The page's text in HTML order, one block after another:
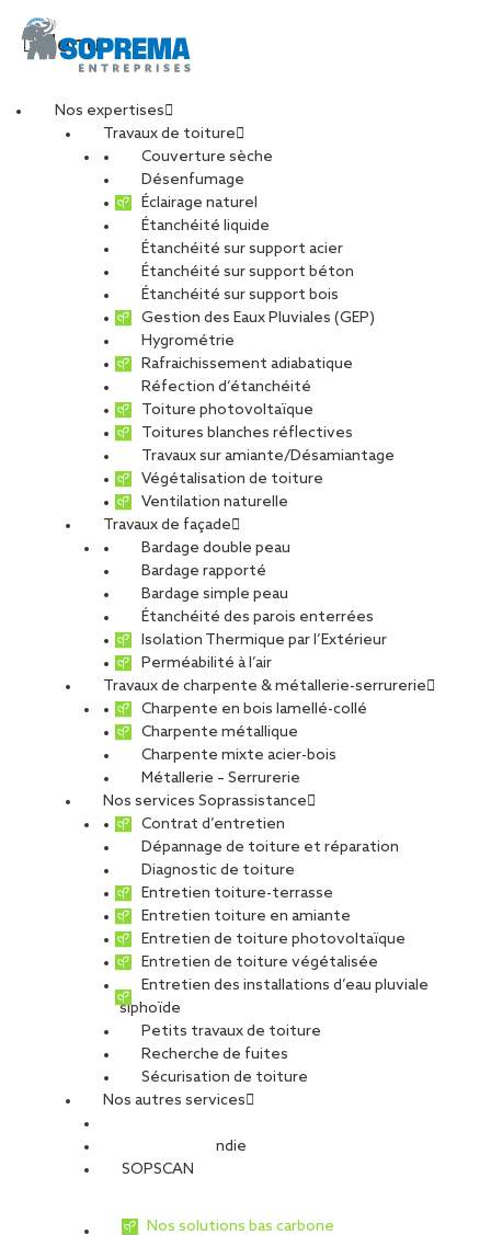
Menu
Nos expertises
Travaux de toiture
Couverture sèche
Désenfumage
Éclairage naturel
Étanchéité liquide
Étanchéité sur support acier
Étanchéité sur support béton
Étanchéité sur support bois
Gestion des Eaux Pluviales (GEP)
Hygrométrie
Rafraichissement adiabatique
Réfection d’étanchéité
Toiture photovoltaïque
Toitures blanches réflectives
Travaux sur amiante/Désamiantage
Végétalisation de toiture
Ventilation naturelle
Travaux de façade
Bardage double peau
Bardage rapporté
Bardage simple peau
Étanchéité des parois enterrées
Isolation Thermique par l’Extérieur
Perméabilité à l’air
Travaux de charpente & métallerie-serrurerie
Charpente en bois lamellé-collé
Charpente métallique
Charpente mixte acier-bois
Métallerie – Serrurerie
Nos services Soprassistance
Contrat d’entretien
Dépannage de toiture et réparation
Diagnostic de toiture
Entretien toiture-terrasse
Entretien toiture en amiante
Entretien de toiture photovoltaïque
Entretien de toiture végétalisée
Entretien des installations d’eau pluviale
siphoïde
Petits travaux de toiture
Recherche de fuites
Sécurisation de toiture
Nos autres services
Sécurité Incendie
SOPSCAN
Nos solutions bas carbone
Pays de la Loire
TOUS CARRIÈRE
DÉVELOPPEMENT DURABLE
ENTRETIEN ET MAINTENANCE
RÉNOVATION RÉSEAU
Réemploi des aciers : comment un
chantier des années 1960 relève le
défi bas carbone
Sur un projet de restructuration d’un bâtiment des
années 1960 en acier, les équipes de CCS ont relevé
le défi du réemploi des aciers de structure. «
L’objectif : conserver et réutiliser un maximum des
poutres existantes, en cohérence avec [...]